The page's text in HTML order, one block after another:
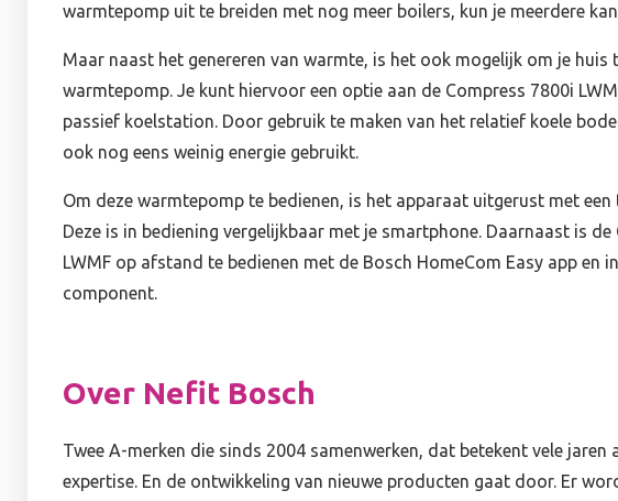
warmtepomp uit te breiden met nog meer boilers, kun je meerdere
Maar naast het genereren van warmte, is het ook mogelijk om je huis
warmtepomp. Je kunt hiervoor een optie aan de Compress 7800i
passief koelstation. Door gebruik te maken van het relatief koele
ook nog eens weinig energie gebruikt.
Om deze warmtepomp te bedienen, is het apparaat uitgerust met een
Deze is in bediening vergelijkbaar met je smartphone. Daarnaast is de
LWMF op afstand te bedienen met de Bosch HomeCom Easy app en
component.
Over Nefit Bosch
Twee A-merken die sinds 2004 samenwerken, dat betekent vele jaren
expertise. En de ontwikkeling van nieuwe producten gaat door. Er